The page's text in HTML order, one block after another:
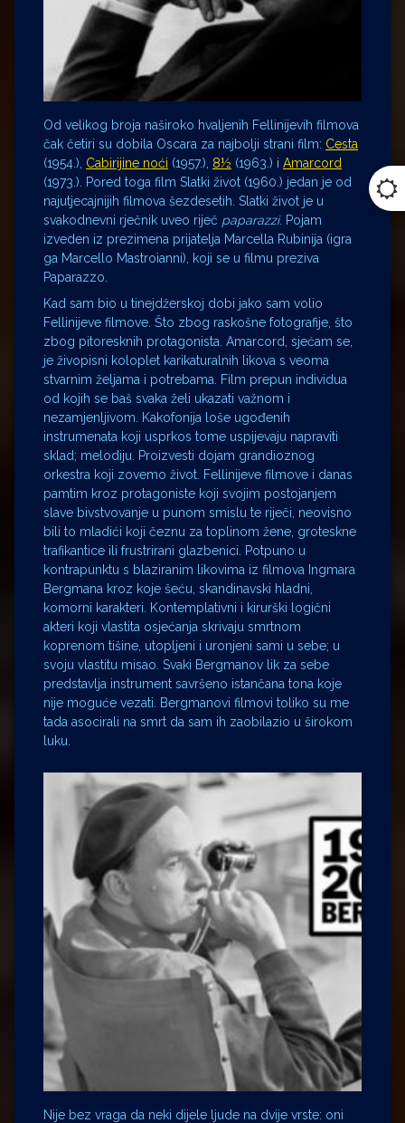
Od velikog broja naširoko hvaljenih Fellinijevih filmova
čak četiri su dobila Oscara za najbolji strani film: Cesta
(1954.), Cabirijine noći (1957.), 8½ (1963.) i Amarcord
(1973.). Pored toga film Slatki život (1960.) jedan je od
najutjecajnijih filmova šezdesetih. Slatki život je u
svakodnevni rječnik uveo riječ paparazzi. Pojam
izveden iz prezimena prijatelja Marcella Rubinija (igra
ga Marcello Mastroianni), koji se u filmu preziva
Paparazzo.
Kad sam bio u tinejdžerskoj dobi jako sam volio
Fellinijeve filmove. Što zbog raskošne fotografije, što
zbog pitoresknih protagonista. Amarcord, sjećam se,
je živopisni koloplet karikaturalnih likova s veoma
stvarnim željama i potrebama. Film prepun individua
od kojih se baš svaka želi ukazati važnom i
nezamjenljivom. Kakofonija loše ugođenih
instrumenata koji usprkos tome uspijevaju napraviti
sklad; melodiju. Proizvesti dojam grandioznog
orkestra koji zovemo život. Fellinijeve filmove i danas
pamtim kroz protagoniste koji svojim postojanjem
slave bivstvovanje u punom smislu te riječi, neovisno
bili to mladići koji čeznu za toplinom žene, groteskne
trafikantice ili frustrirani glazbenici. Potpuno u
kontrapunktu s blaziranim likovima iz filmova Ingmara
Bergmana kroz koje šeću, skandinavski hladni,
komorni karakteri. Kontemplativni i kirurški logični
akteri koji vlastita osjećanja skrivaju smrtnom
koprenom tišine, utopljeni i uronjeni sami u sebe; u
svoju vlastitu misao. Svaki Bergmanov lik za sebe
predstavlja instrument savršeno istančana tona koje
nije moguće vezati. Bergmanovi filmovi toliko su me
tada asocirali na smrt da sam ih zaobilazio u širokom
luku.
Nije bez vraga da neki dijele ljude na dvije vrste: oni